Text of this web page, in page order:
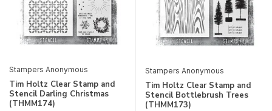
Stampers Anonymous
Tim Holtz Clear Stamp and
Stencil Darling Christmas
(THMM174)
Stampers Anonymous
Tim Holtz Clear Stamp and
Stencil Bottlebrush Trees
(THMM173)